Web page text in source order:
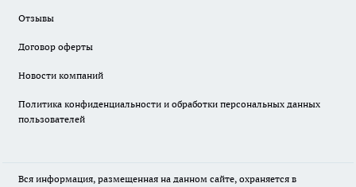
Отзывы
Договор оферты
Новости компаний
Политика конфиденциальности и обработки персональных данных
пользователей
Вся информация, размещенная на данном сайте, охраняется в